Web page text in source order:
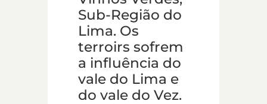
Sub-Região do
Lima. Os
terroirs sofrem
a influência do
vale do Lima e
do vale do Vez.